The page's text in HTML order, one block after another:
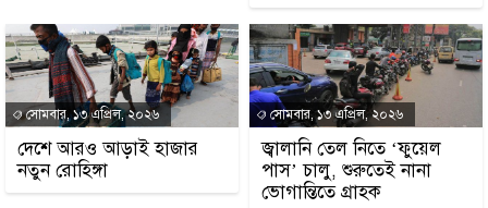
সোমবার, ১৩ এপ্রিল, ২০২৬
দেশে আরও আড়াই হাজার
নতুন রোহিঙ্গা
সোমবার, ১৩ এপ্রিল, ২০২৬
জ্বালানি তেল নিতে ‘ফুয়েল
পাস’ চালু, শুরুতেই নানা
ভোগান্তিতে গ্রাহক